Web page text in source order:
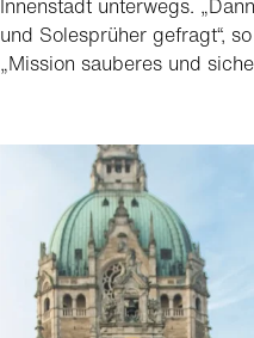
und Solesprüher gefragt“,
„Mission sauberes und